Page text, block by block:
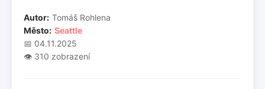
Autor: Tomáš Rohlena
Město: Seattle
📅 04.11.2025
👁️ 310 zobrazení